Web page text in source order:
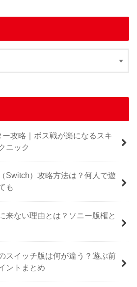
攻略｜ボス戦が楽になるスキ
ニック
Switch）攻略方法は？何人で遊
も
来ない理由とは？ソニー版権と
スイッチ版は何が違う？遊ぶ前
ントまとめ